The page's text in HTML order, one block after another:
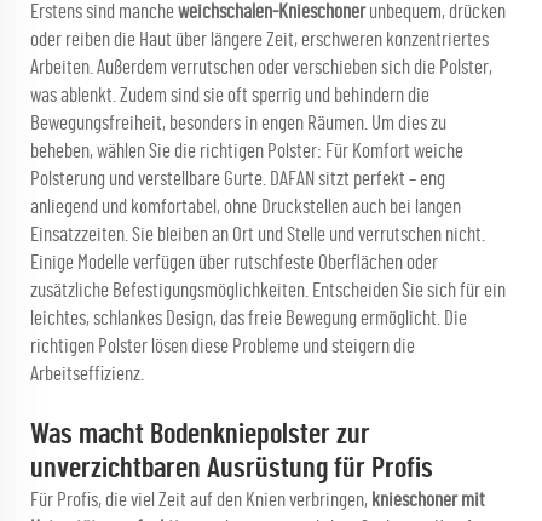
Erstens sind mancheweichschalen-Knieschonerunbequem, drücken
oder reiben die Haut über längere Zeit, erschweren konzentriertes
Arbeiten. Außerdem verrutschen oder verschieben sich die Polster,
was ablenkt. Zudem sind sie oft sperrig und behindern die
Bewegungsfreiheit, besonders in engen Räumen. Um dies zu
beheben, wählen Sie die richtigen Polster: Für Komfort weiche
Polsterung und verstellbare Gurte. DAFAN sitzt perfekt – eng
anliegend und komfortabel, ohne Druckstellen auch bei langen
Einsatzzeiten. Sie bleiben an Ort und Stelle und verrutschen nicht.
Einige Modelle verfügen über rutschfeste Oberflächen oder
zusätzliche Befestigungsmöglichkeiten. Entscheiden Sie sich für ein
leichtes, schlankes Design, das freie Bewegung ermöglicht. Die
richtigen Polster lösen diese Probleme und steigern die
Arbeitseffizienz.
Was macht Bodenkniepolster zur
unverzichtbaren Ausrüstung für Profis
Für Profis, die viel Zeit auf den Knien verbringen, knieschoner mit